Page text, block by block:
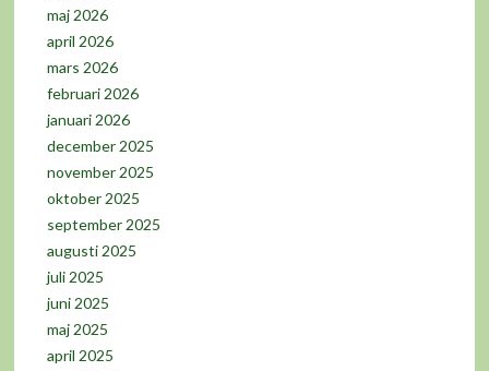
maj 2026
april 2026
mars 2026
februari 2026
januari 2026
december 2025
november 2025
oktober 2025
september 2025
augusti 2025
juli 2025
juni 2025
maj 2025
april 2025